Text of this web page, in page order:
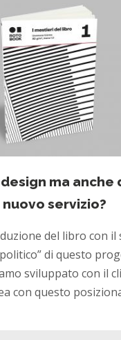
ma anche
servizio?
del libro con
di questo
sviluppato con il
con questo